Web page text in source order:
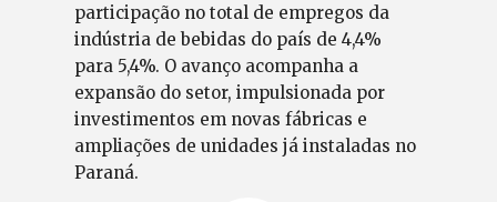
participação no total de empregos da
indústria de bebidas do país de 4,4%
para 5,4%. O avanço acompanha a
expansão do setor, impulsionada por
investimentos em novas fábricas e
ampliações de unidades já instaladas no
Paraná.